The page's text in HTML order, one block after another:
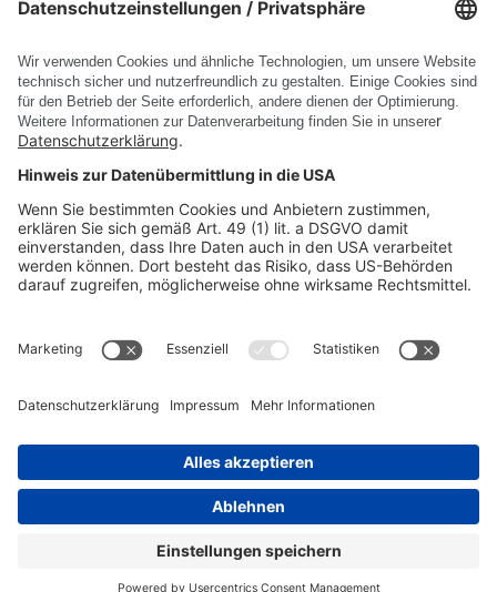
PLM-Software von SAP – abgestimmt auf Ihre
Jetzt kostenfrei registrieren
RECHTLICHE INFORMATIONEN
DSC SOFTWARE AG